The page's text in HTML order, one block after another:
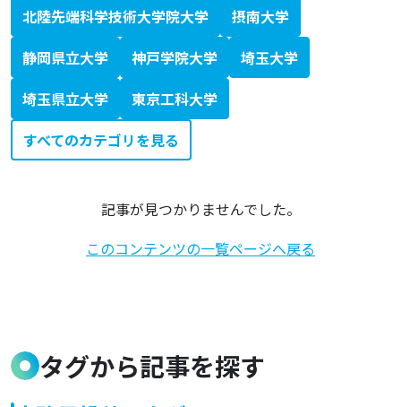
北陸先端科学技術大学院大学
摂南大学
静岡県立大学
神戸学院大学
埼玉大学
埼玉県立大学
東京工科大学
すべてのカテゴリを見る
記事が見つかりませんでした。
このコンテンツの一覧ページへ戻る
タグから記事を探す